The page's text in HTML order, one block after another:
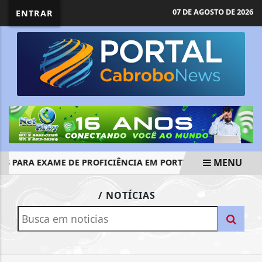
ENTRAR 07 DE AGOSTO DE 2026
PARA EXAME DE PROFICIÊNCIA EM PORTUGUÊS TERMINAM
MENU
/ NOTÍCIAS